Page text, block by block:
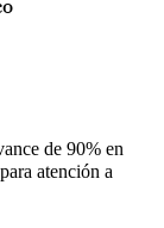
de 90% en
atención a